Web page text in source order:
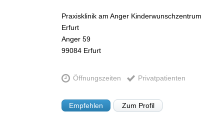
Praxisklinik am Anger Kinderwunschzentrum
Erfurt
Anger 59
99084 Erfurt
Öffnungszeiten Privatpatienten
Empfehlen Zum Profil